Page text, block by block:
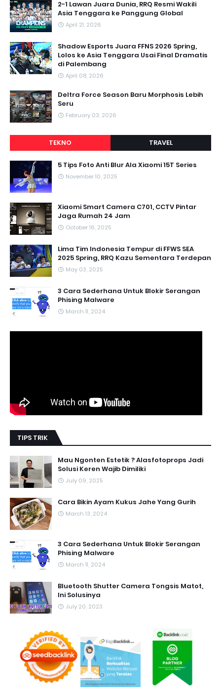
2-1 Lawan Juara Dunia, RRQ Resmi Wakili
Asia Tenggara ke Panggung Global
April 21, 2026
Shadow Esports Juara FFNS 2026 Spring,
Lolos ke Asia Tenggara Usai Final Dramatis
di Palembang
April 08, 2026
Deltra Force Season Baru Morphosis Lebih
Seru
February 03, 2026
TEKNO TRAVEL
5 Tips Foto Anti Blur Ala Xiaomi 15T Series
November 10, 2025
Xiaomi Smart Camera C701, CCTV Pintar
Jaga Rumah 24 Jam
October 16, 2025
Lima Tim Indonesia Tempur di FFWS SEA
2025 Spring, RRQ Kazu Sementara Terdepan
May 03, 2025
3 Cara Sederhana Untuk Blokir Serangan
Phising Malware
March 11, 2024
TIPS TRIK
Mau Ngonten Estetik ? Alasfotoprops Jadi
Solusi Keren Wajib Dimiliki
July 09, 2025
Cara Bikin Ayam Kukus Jahe Yang Gurih
March 13, 2024
3 Cara Sederhana Untuk Blokir Serangan
Phising Malware
March 11, 2024
Bluetooth Shutter Camera Tongsis Matot,
Ini Solusinya
July 20, 2023